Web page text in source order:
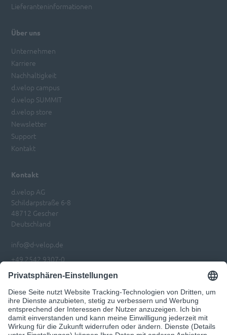
Kontakt
d.velop AG
Schildarpstraße 6-8
48712 Gescher
Deutschland
info@d-velop.de
+49 2542 9307-0
Lieferanteninformationen
Über uns
Unternehmen
Karriere
Nachhaltigkeit
d.velop campus
d.velop SUMMIT
d.velop store
Newsletter
Support
Kontakt